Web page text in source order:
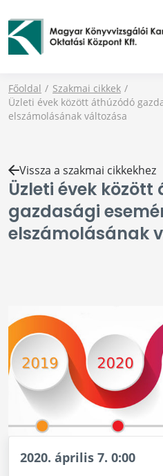
Főoldal
Szakmai cikkek
Üzleti évek között áthúzódó
elszámolásának változása
Üzleti évek között
gazdasági
elszámolásának
Vissza a szakmai cikkekhez
2020. április 7. 0:00